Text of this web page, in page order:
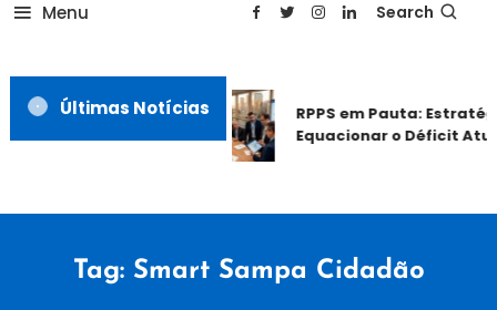
Menu Search
Últimas Notícias
RPPS em Pauta:
Equacionar o Déficit
Tag: Smart Sampa Cidadão